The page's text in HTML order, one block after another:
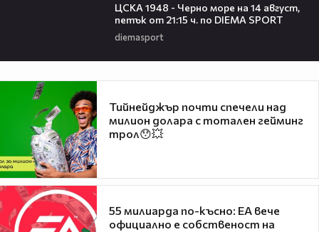
ЦСКА 1948 - Черно море на 14 август,
петък от 21:15 ч. по DIEMA SPORT
diemasport
Тийнейджър почти спечели над
милион долара с тотален гейминг
трол😯💥
55 милиарда по-късно: EA вече
официално е собственост на